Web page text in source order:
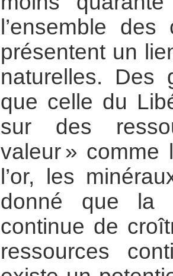
l’ensemble
présentent un
naturelles. Des
que celle du
sur des
valeur » comme
l’or, les
donné que la
continue de
ressources